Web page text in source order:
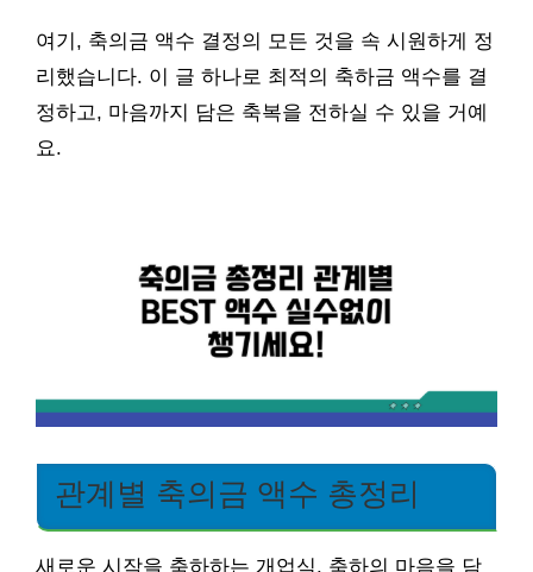
여기, 축의금 액수 결정의 모든 것을 속 시원하게 정
리했습니다. 이 글 하나로 최적의 축하금 액수를 결
정하고, 마음까지 담은 축복을 전하실 수 있을 거예
요.
관계별 축의금 액수 총정리
새로운 시작을 축하하는 개업식. 축하의 마음을 담